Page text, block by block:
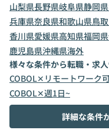
山梨県長野県岐阜県静岡県
兵庫県奈良県和歌山県鳥
香川県愛媛県高知県福岡県
鹿児島県沖縄県海外
様々な条件から転職・求
COBOL✕リモートワーク
COBOL✕週1日~
詳細な条件